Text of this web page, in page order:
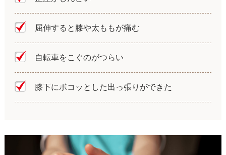
屈伸すると膝や太ももが痛む
自転車をこぐのがつらい
膝下にボコッとした出っ張りができた